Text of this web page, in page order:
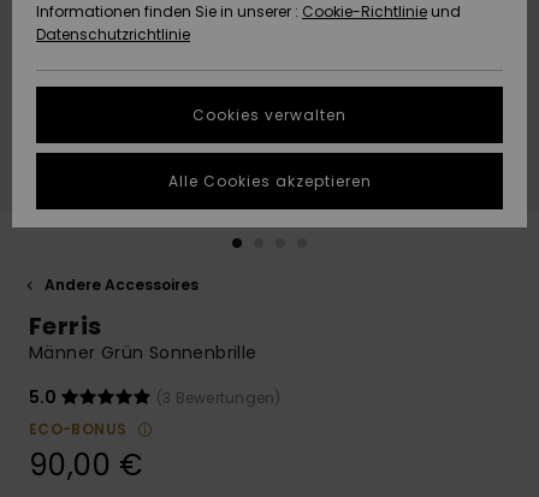
Highlights
Highlights
Starten Sie eine
um die
schnellste
Antwort auf Ihre
erhalten.
Finden Sie
die häufigsten
Fragen sowie
NACHHALTIGKEIT
SHOPS
QUIKSILVER APP
WUNSCHLISTE
Andere Accessoires
Ferris
Männer Grün Sonnenbrille
5.0
(3 Bewertungen)
ECO-BONUS
90,00 €
Informationen finden Sie in unserer : Cookie-Richtlinie und
Datenschutzrichtlinie
Cookies verwalten
Alle Cookies akzeptieren